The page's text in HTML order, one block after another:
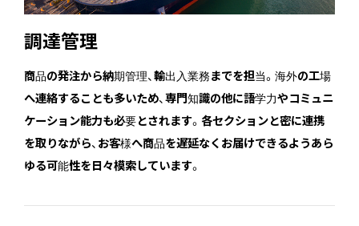
調達管理
商品の発注から納期管理、輸出入業務までを担当。海外の工場
へ連絡することも多いため、専門知識の他に語学力やコミュニ
ケーション能力も必要とされます。各セクションと密に連携
を取りながら、お客様へ商品を遅延なくお届けできるようあら
ゆる可能性を日々模索しています。